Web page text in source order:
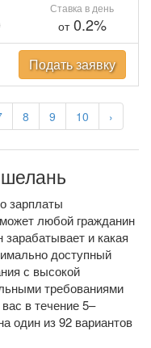
8 9 10 ›
Ставка в день
от0.2%
Подать заявку
зарплаты
любой гражданин
зарабатывает и какая
доступный
с высокой
требованиями
в течение 5–
один из 92 вариантов